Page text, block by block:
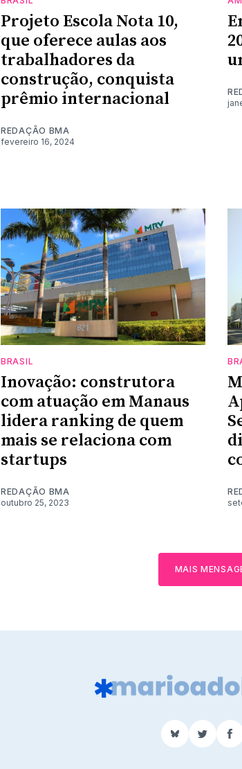
Projeto Escola Nota 10,
que oferece aulas aos
trabalhadores da
construção, conquista
prêmio internacional
REDAÇÃO BMA
fevereiro 16, 2024
BRASIL
Inovação: construtora
com atuação em Manaus
lidera ranking de quem
mais se relaciona com
startups
REDAÇÃO BMA
outubro 25, 2023
MAIS
BlueSkyTwitter